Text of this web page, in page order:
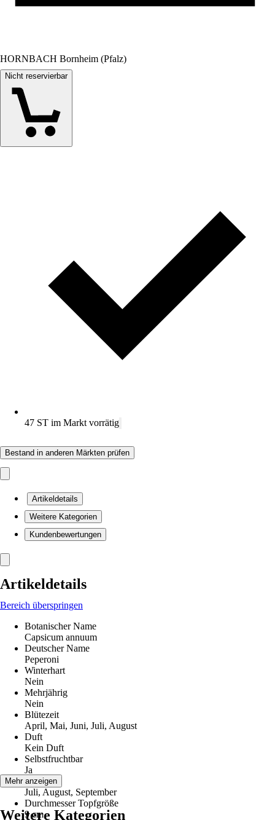
HORNBACH Bornheim (Pfalz)
Nicht reservierbar
47 ST im Markt vorrätig
Bestand in anderen Märkten prüfen
Artikeldetails
Weitere Kategorien
Kundenbewertungen
Artikeldetails
Bereich überspringen
Botanischer Name
Capsicum annuum
Deutscher Name
Peperoni
Winterhart
Nein
Mehrjährig
Nein
Blütezeit
April, Mai, Juni, Juli, August
Duft
Kein Duft
Selbstfruchtbar
Ja
Erntezeit
Juli, August, September
Durchmesser Topfgröße
9 cm
Mehr anzeigen
Weitere Kategorien